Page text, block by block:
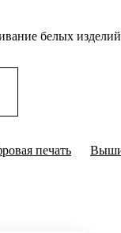
белых
печать